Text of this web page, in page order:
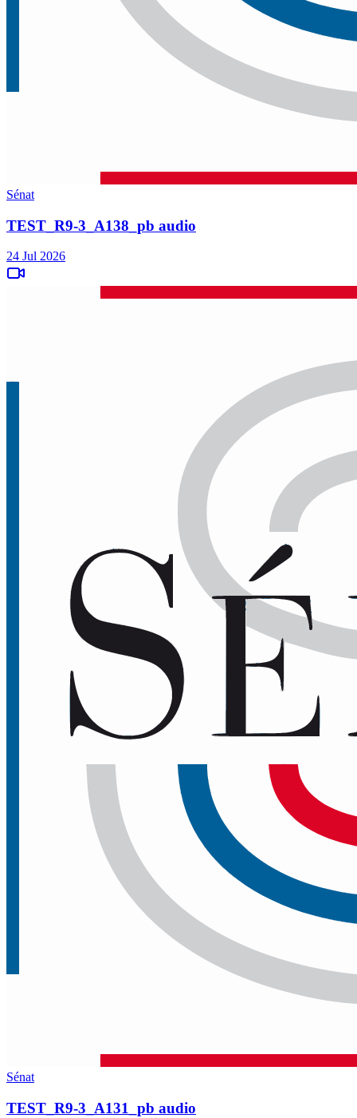
Sénat
TEST_R9-3_A138_pb audio
24 Jul 2026
Sénat
TEST_R9-3_A131_pb audio